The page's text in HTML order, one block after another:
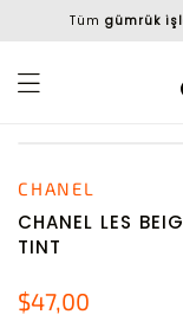
Tüm gümrük
CHANEL
CHANEL LES
TINT
$47,00